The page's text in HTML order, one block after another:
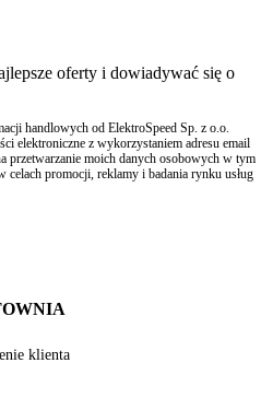
oferty i dowiadywać się o
handlowych od ElektroSpeed Sp. z o.o.
elektroniczne z wykorzystaniem adresu email
przetwarzanie moich danych osobowych w tym
celach promocji, reklamy i badania rynku usług
klienta